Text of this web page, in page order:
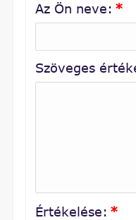
Az Ön neve: *
Szöveges
Értékelése: *